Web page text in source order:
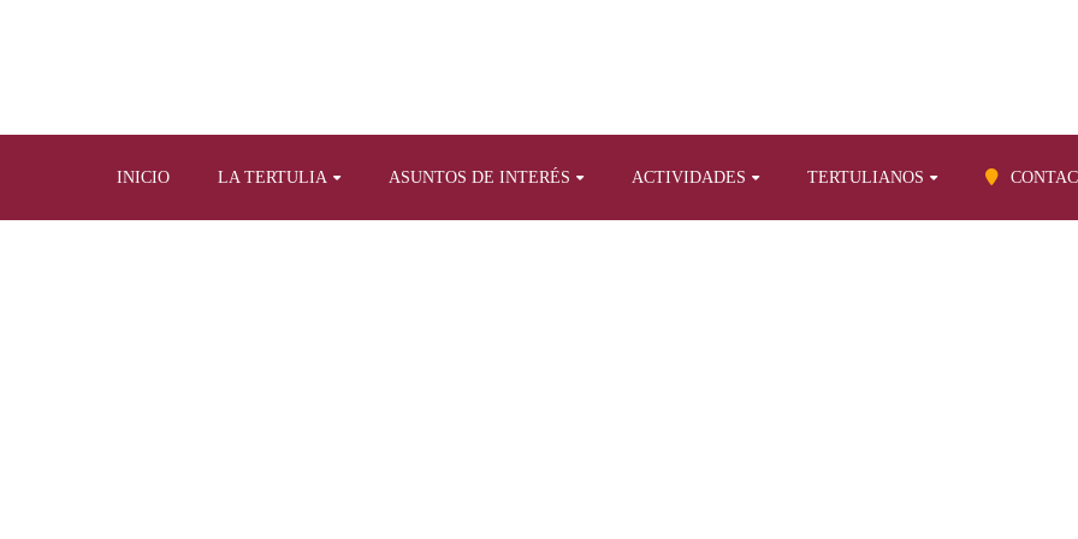
INICIO LA TERTULIA ASUNTOS DE INTERÉS ACTIVIDADES TERTULIANOS